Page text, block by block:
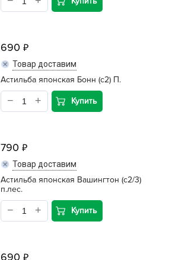
690
Товар доставим
Астильба японская Бонн (с2) П.
Купить
790
Товар доставим
Астильба японская Вашингтон (с2/3)
п.лес.
Купить
690